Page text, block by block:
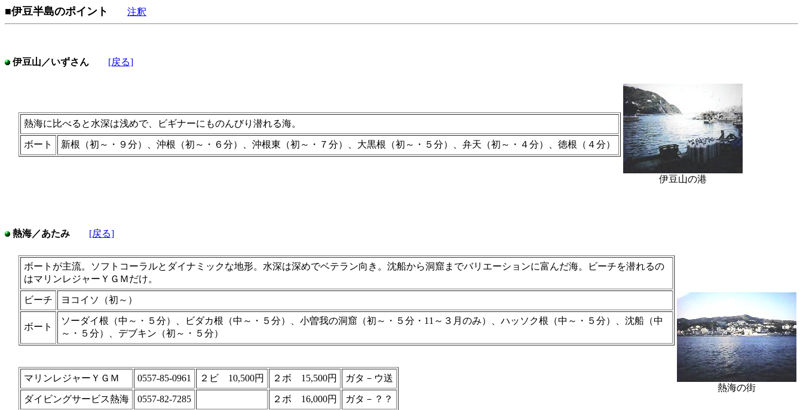
■伊豆半島のポイント 注釈
伊豆山／いずさん [戻る]
熱海に比べると水深は浅めで、ビギナーにものんびり潜れる海。
ボート 新根（初～・９分）、沖根（初～・６分）、沖根東（初～・７分）、大黒根（初～・５分）、弁天（初～・４分）、徳根（４分）
伊豆山の港
熱海／あたみ [戻る]
ボートが主流。ソフトコーラルとダイナミックな地形。水深は深めでベテラン向き。沈船から洞窟までバリエーションに富んだ海。ビーチを潜れるの
はマリンレジャーＹＧＭだけ。
ビーチ ヨコイソ（初～）
ボート
ソーダイ根（中～・５分）、ビダカ根（中～・５分）、小曽我の洞窟（初～・５分・11～３月のみ）、ハッソク根（中～・５分）、沈船（中
～・５分）、デブキン（初～・５分）
マリンレジャーＹＧＭ 0557-85-0961 ２ビ 10,500円 ２ボ 15,500円 ガタ－ウ送
ダイビングサービス熱海 0557-82-7285 ２ボ 16,000円 ガタ－？？
熱海の街